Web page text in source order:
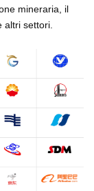
mineraria, il
altri settori.